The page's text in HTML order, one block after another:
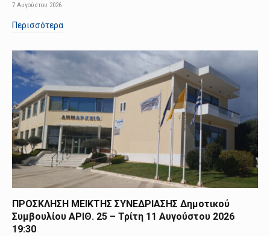
7 Αυγούστου 2026
Περισσότερα
ΠΡΟΣΚΛΗΣΗ ΜΕΙΚΤΗΣ ΣΥΝΕΔΡΙΑΣΗΣ Δημοτικού
Συμβουλίου ΑΡΙΘ. 25 – Τρίτη 11 Αυγούστου 2026
19:30